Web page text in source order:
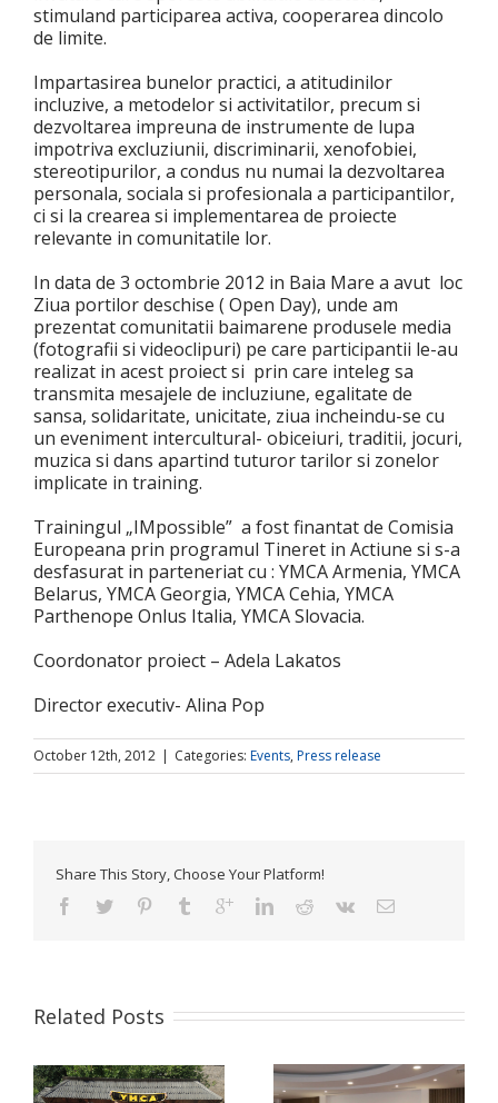
stimuland participarea activa, cooperarea dincolo
de limite.
Impartasirea bunelor practici, a atitudinilor
incluzive, a metodelor si activitatilor, precum si
dezvoltarea impreuna de instrumente de lupa
impotriva excluziunii, discriminarii, xenofobiei,
stereotipurilor, a condus nu numai la dezvoltarea
personala, sociala si profesionala a participantilor,
ci si la crearea si implementarea de proiecte
relevante in comunitatile lor.
In data de 3 octombrie 2012 in Baia Mare a avut loc
Ziua portilor deschise ( Open Day), unde am
prezentat comunitatii baimarene produsele media
(fotografii si videoclipuri) pe care participantii le-au
realizat in acest proiect si prin care inteleg sa
transmita mesajele de incluziune, egalitate de
sansa, solidaritate, unicitate, ziua incheindu-se cu
un eveniment intercultural- obiceiuri, traditii, jocuri,
muzica si dans apartind tuturor tarilor si zonelor
implicate in training.
Trainingul „IMpossible” a fost finantat de Comisia
Europeana prin programul Tineret in Actiune si s-a
desfasurat in parteneriat cu : YMCA Armenia, YMCA
Belarus, YMCA Georgia, YMCA Cehia, YMCA
Parthenope Onlus Italia, YMCA Slovacia.
Coordonator proiect – Adela Lakatos
Director executiv- Alina Pop
October 12th, 2012 | Categories: Events, Press release
Share This Story, Choose Your Platform!
Related Posts